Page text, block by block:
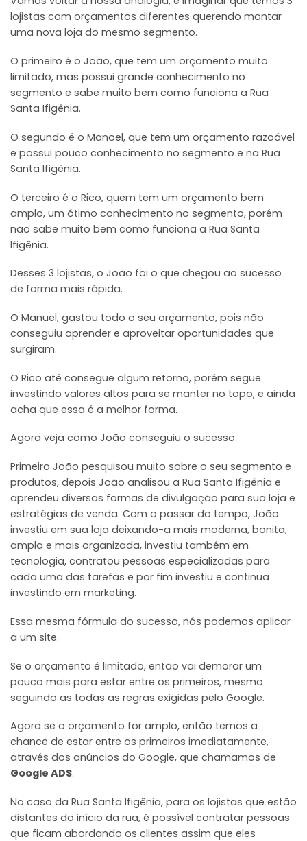
lojistas com orçamentos diferentes querendo montar
uma nova loja do mesmo segmento.
O primeiro é o João, que tem um orçamento muito
limitado, mas possui grande conhecimento no
segmento e sabe muito bem como funciona a Rua
Santa Ifigênia.
O segundo é o Manoel, que tem um orçamento razoável
e possui pouco conhecimento no segmento e na Rua
Santa Ifigênia.
O terceiro é o Rico, quem tem um orçamento bem
amplo, um ótimo conhecimento no segmento, porém
não sabe muito bem como funciona a Rua Santa
Ifigênia.
Desses 3 lojistas, o João foi o que chegou ao sucesso
de forma mais rápida.
O Manuel, gastou todo o seu orçamento, pois não
conseguiu aprender e aproveitar oportunidades que
surgiram.
O Rico até consegue algum retorno, porém segue
investindo valores altos para se manter no topo, e ainda
acha que essa é a melhor forma.
Agora veja como João conseguiu o sucesso.
Primeiro João pesquisou muito sobre o seu segmento e
produtos, depois João analisou a Rua Santa Ifigênia e
aprendeu diversas formas de divulgação para sua loja e
estratégias de venda. Com o passar do tempo, João
investiu em sua loja deixando-a mais moderna, bonita,
ampla e mais organizada, investiu também em
tecnologia, contratou pessoas especializadas para
cada uma das tarefas e por fim investiu e continua
investindo em marketing.
Essa mesma fórmula do sucesso, nós podemos aplicar
a um site.
Se o orçamento é limitado, então vai demorar um
pouco mais para estar entre os primeiros, mesmo
seguindo as todas as regras exigidas pelo Google.
Agora se o orçamento for amplo, então temos a
chance de estar entre os primeiros imediatamente,
através dos anúncios do Google, que chamamos de
Google ADS.
No caso da Rua Santa Ifigênia, para os lojistas que estão
distantes do início da rua, é possível contratar pessoas
que ficam abordando os clientes assim que eles